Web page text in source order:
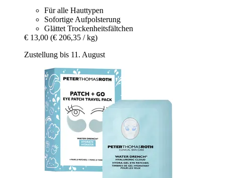
Für alle Hauttypen
Sofortige Aufpolsterung
Glättet Trockenheitsfältchen
€ 13,00 (€ 206,35 / kg)
Zustellung bis 11. August